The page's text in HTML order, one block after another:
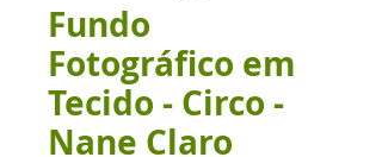
Fundo
Fotográfico em
Tecido - Circo -
Nane Claro